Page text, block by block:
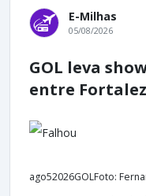
E-Milhas
05/08/2026
GOL leva
entre
ago52026GOLFoto: